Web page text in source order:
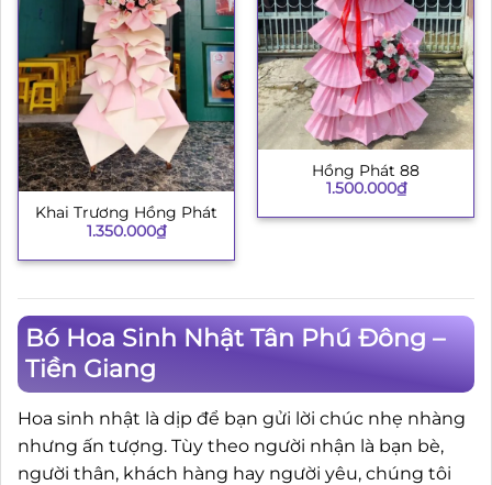
Khai Trương Hồng Phát
1.350.000₫
Hồng Phát 88
1.500.000₫
Bó Hoa Sinh Nhật Tân Phú Đông –
Tiền Giang
Hoa sinh nhật là dịp để bạn gửi lời chúc nhẹ nhàng
nhưng ấn tượng. Tùy theo người nhận là bạn bè,
người thân, khách hàng hay người yêu, chúng tôi